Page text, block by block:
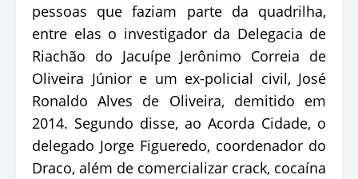
pessoas que faziam parte da quadrilha,
entre elas o investigador da Delegacia de
Riachão do Jacuípe Jerônimo Correia de
Oliveira Júnior e um ex-policial civil, José
Ronaldo Alves de Oliveira, demitido em
2014. Segundo disse, ao Acorda Cidade, o
delegado Jorge Figueredo, coordenador do
Draco, além de comercializar crack, cocaína